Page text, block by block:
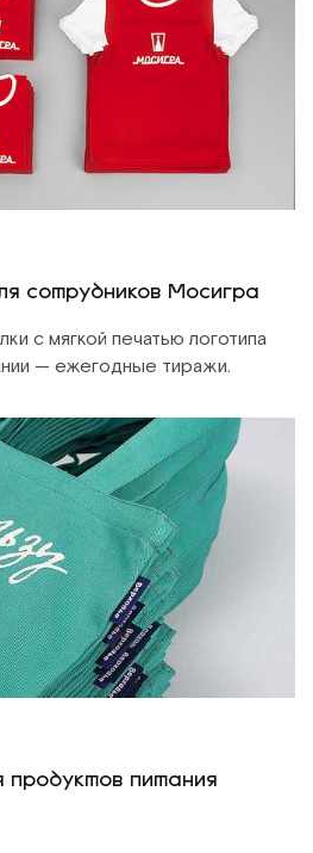
сотрудников Мосигра
с мягкой печатью логотипа
— ежегодные тиражи.
питания